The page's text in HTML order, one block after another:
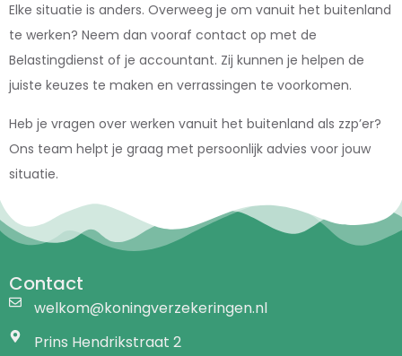
Elke situatie is anders. Overweeg je om vanuit het buitenland
te werken? Neem dan vooraf contact op met de
Belastingdienst of je accountant. Zij kunnen je helpen de
juiste keuzes te maken en verrassingen te voorkomen.
Heb je vragen over werken vanuit het buitenland als zzp’er?
Ons team helpt je graag met persoonlijk advies voor jouw
situatie.
Contact
welkom@koningverzekeringen.nl
Prins Hendrikstraat 2